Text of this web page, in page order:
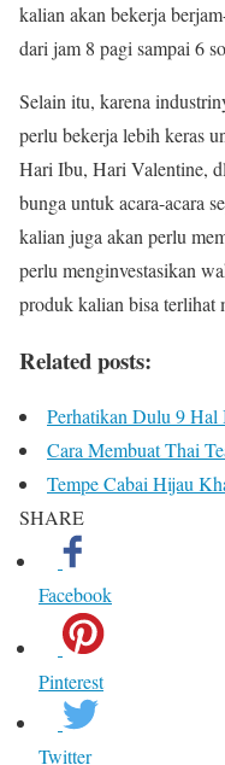
kalian akan bekerja
dari jam 8 pagi sampai 6
Selain itu, karena
perlu bekerja lebih keras
Hari Ibu, Hari Valentine,
bunga untuk acara-acara
kalian juga akan perlu
perlu menginvestasikan
produk kalian bisa terlihat
Related posts:
Perhatikan Dulu 9
Cara Membuat Thai
Tempe Cabai Hijau
SHARE
Facebook
Pinterest
Twitter